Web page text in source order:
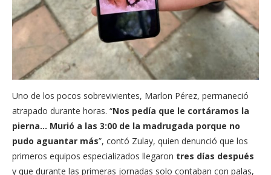
Uno de los pocos sobrevivientes, Marlon Pérez, permaneció
atrapado durante horas. “Nos pedía que le cortáramos la
pierna… Murió a las 3:00 de la madrugada porque no
pudo aguantar más”, contó Zulay, quien denunció que los
primeros equipos especializados llegaron tres días después
y que durante las primeras jornadas solo contaban con palas,